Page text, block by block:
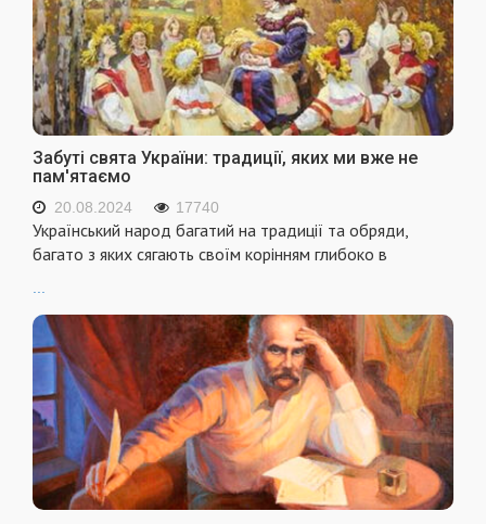
Забуті свята України: традиції, яких ми вже не
пам'ятаємо
20.08.2024 17740
Український народ багатий на традиції та обряди,
багато з яких сягають своїм корінням глибоко в